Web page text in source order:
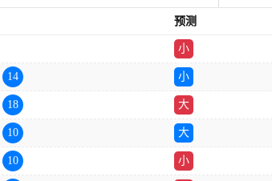
预测
小
双
14 小
18 大
10 大
10 小